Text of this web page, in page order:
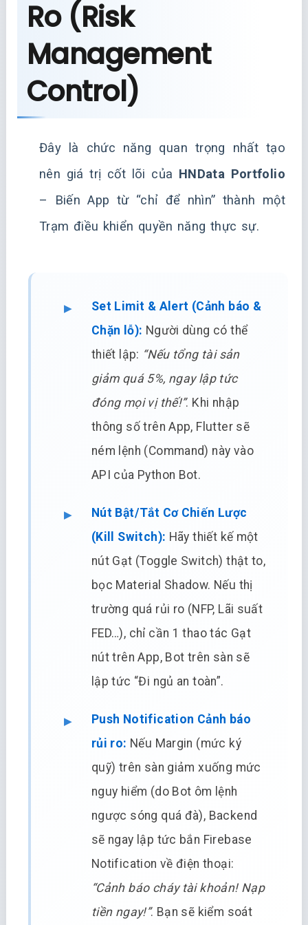
Ro (Risk
Management
Control)
Đây là chức năng quan trọng nhất tạo
nên giá trị cốt lõi của HNData Portfolio
– Biến App từ “chỉ để nhìn” thành một
Trạm điều khiển quyền năng thực sự.
Set Limit & Alert (Cảnh báo &
Chặn lỗ): Người dùng có thể
thiết lập: “Nếu tổng tài sản
giảm quá 5%, ngay lập tức
đóng mọi vị thế!”. Khi nhập
thông số trên App, Flutter sẽ
ném lệnh (Command) này vào
API của Python Bot.
Nút Bật/Tắt Cơ Chiến Lược
(Kill Switch): Hãy thiết kế một
nút Gạt (Toggle Switch) thật to,
bọc Material Shadow. Nếu thị
trường quá rủi ro (NFP, Lãi suất
FED…), chỉ cần 1 thao tác Gạt
nút trên App, Bot trên sàn sẽ
lập tức “Đi ngủ an toàn”.
Push Notification Cảnh báo
rủi ro: Nếu Margin (mức ký
quỹ) trên sàn giảm xuống mức
nguy hiểm (do Bot ôm lệnh
ngược sóng quá đà), Backend
sẽ ngay lập tức bắn Firebase
Notification về điện thoại:
“Cảnh báo cháy tài khoản! Nạp
tiền ngay!”. Bạn sẽ kiểm soát